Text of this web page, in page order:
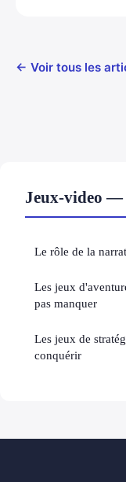
← Voir tous les
Jeux-video —
Le rôle de la
Les jeux
pas manquer
Les jeux de
conquérir